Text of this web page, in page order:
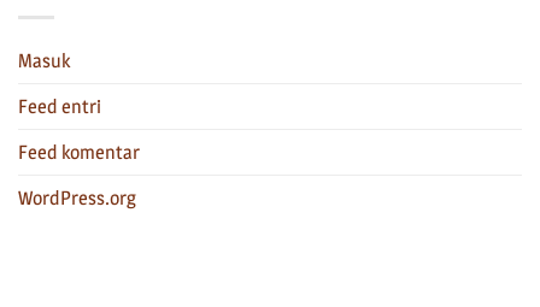
Masuk
Feed entri
Feed komentar
WordPress.org